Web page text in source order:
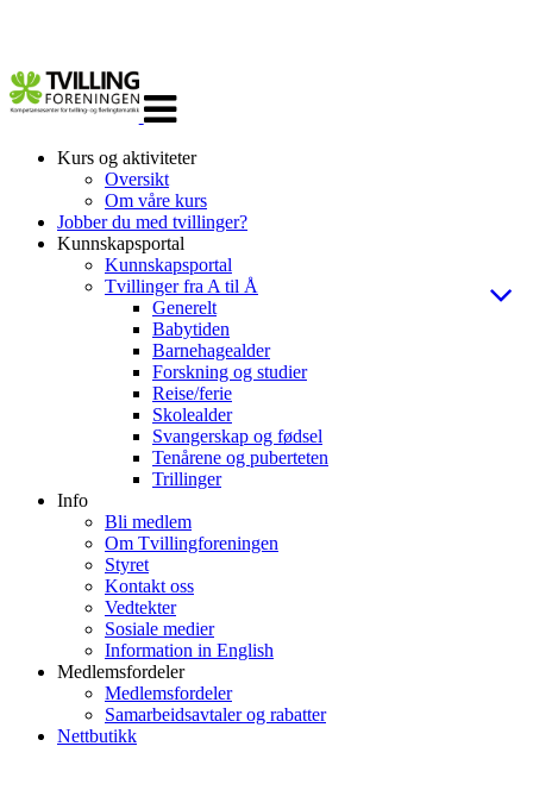
navigasjon
Kurs og aktiviteter
Oversikt
Om våre kurs
Jobber du med tvillinger?
Kunnskapsportal
Kunnskapsportal
Tvillinger fra A til Å
Generelt
Babytiden
Barnehagealder
Forskning og studier
Reise/ferie
Skolealder
Svangerskap og fødsel
Tenårene og puberteten
Trillinger
Info
Bli medlem
Om Tvillingforeningen
Styret
Kontakt oss
Vedtekter
Sosiale medier
Information in English
Medlemsfordeler
Medlemsfordeler
Samarbeidsavtaler og rabatter
Nettbutikk